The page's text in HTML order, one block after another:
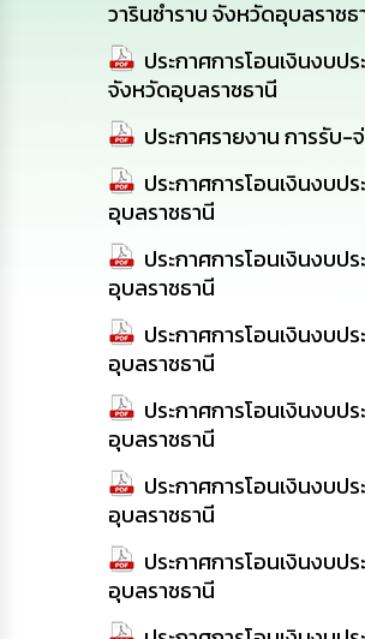
วารินชำราบ จังหวัดอุบลราชธ
ประกาศการโอนเงินงบ
จังหวัดอุบลราชธานี
ประกาศรายงาน การรับ
ประกาศการโอนเงินงบป
อุบลราชธานี
ประกาศการโอนเงินงบ
อุบลราชธานี
ประกาศการโอนเงินงบป
อุบลราชธานี
ประกาศการโอนเงินงบป
อุบลราชธานี
ประกาศการโอนเงินงบป
อุบลราชธานี
ประกาศการโอนเงินงบป
อุบลราชธานี